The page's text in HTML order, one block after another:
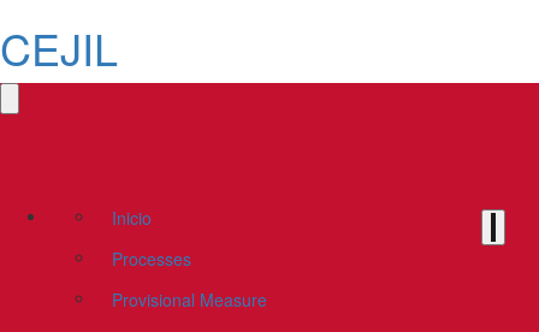
CEJIL
Inicio
Processes
Provisional Measure